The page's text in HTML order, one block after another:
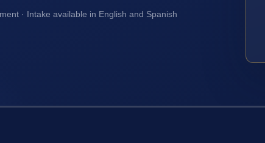
· Intake available in English and Spanish